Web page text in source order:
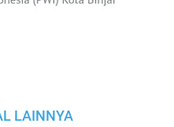
LAINNYA